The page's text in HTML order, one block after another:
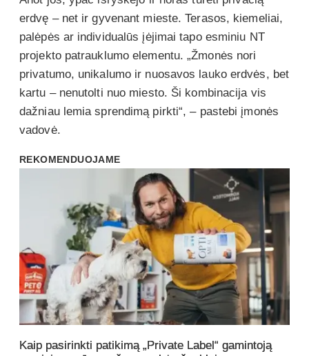
erdvę – net ir gyvenant mieste. Terasos, kiemeliai,
palėpės ar individualūs įėjimai tapo esminiu NT
projekto patrauklumo elementu. „Žmonės nori
privatumo, unikalumo ir nuosavos lauko erdvės, bet
kartu – nenutolti nuo miesto. Ši kombinacija vis
dažniau lemia sprendimą pirkti“, – pastebi įmonės
vadovė.
REKOMENDUOJAME
Kaip pasirinkti patikimą „Private Label“ gamintoją